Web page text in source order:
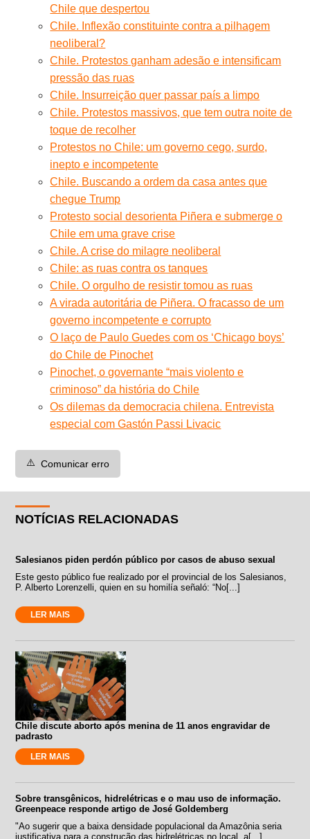
Chile que despertou
Chile. Inflexão constituinte contra a pilhagem
neoliberal?
Chile. Protestos ganham adesão e intensificam
pressão das ruas
Chile. Insurreição quer passar país a limpo
Chile. Protestos massivos, que tem outra noite de
toque de recolher
Protestos no Chile: um governo cego, surdo,
inepto e incompetente
Chile. Buscando a ordem da casa antes que
chegue Trump
Protesto social desorienta Piñera e submerge o
Chile em uma grave crise
Chile. A crise do milagre neoliberal
Chile: as ruas contra os tanques
Chile. O orgulho de resistir tomou as ruas
A virada autoritária de Piñera. O fracasso de um
governo incompetente e corrupto
O laço de Paulo Guedes com os ‘Chicago boys’
do Chile de Pinochet
Pinochet, o governante “mais violento e
criminoso” da história do Chile
Os dilemas da democracia chilena. Entrevista
especial com Gastón Passi Livacic
⚠️ Comunicar erro
NOTÍCIAS RELACIONADAS
Salesianos piden perdón público por casos de abuso sexual
Este gesto público fue realizado por el provincial de los Salesianos,
P. Alberto Lorenzelli, quien en su homilía señaló: “No[...]
LER MAIS
Chile discute aborto após menina de 11 anos engravidar de
padrasto
LER MAIS
Sobre transgênicos, hidrelétricas e o mau uso de informação.
Greenpeace responde artigo de José Goldemberg
"Ao sugerir que a baixa densidade populacional da Amazônia seria
justificativa para a construção das hidrelétricas no local, a[...]